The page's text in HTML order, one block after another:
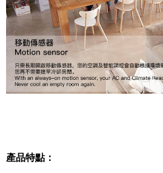
產品特點：